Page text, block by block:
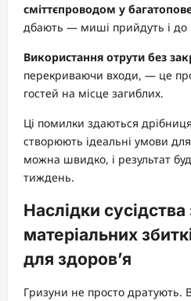
сміттєпроводом у
дбають — миші прийдуть і до
Використання отрути без
перекриваючи входи, — це
гостей на місце загиблих.
Ці помилки здаються
створюють ідеальні умови
можна швидко, і результат
тиждень.
Наслідки
матеріальних
для здоров’я
Гризуни не просто дратують.